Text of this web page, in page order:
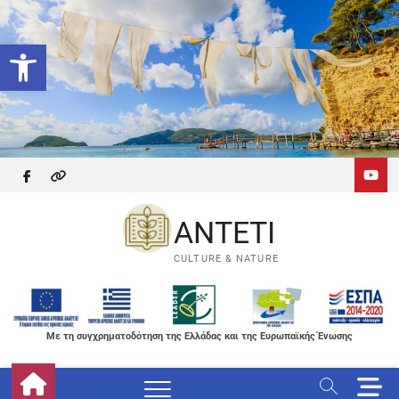
Ανοίξτε τη γραμμή εργαλείων
Skip
to
content
facebook
themefreesia
ANTETI
CULTURE & NATURE
Με τη συγχρηματοδότηση της Ελλάδας και της Ευρωπαϊκής Ένωσης
M